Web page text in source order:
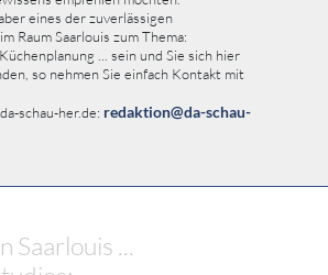
eines der zuverlässigen
Raum Saarlouis zum Thema:
... sein und Sie sich hier
so nehmen Sie einfach Kontakt mit
schau-her.de: redaktion@da-schau-
Saarlouis ...